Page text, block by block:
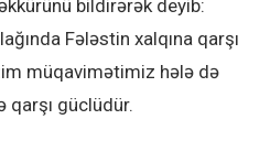
bildirərək deyib:
Fələstin xalqına qarşı
müqavimətimiz hələ də
güclüdür.